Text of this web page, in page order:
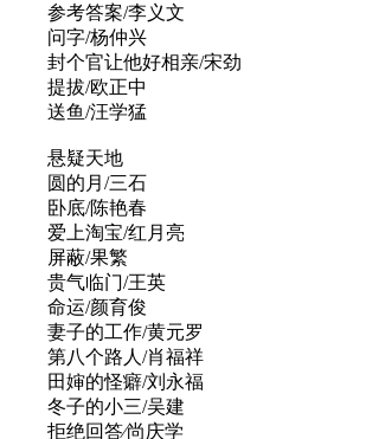
参考答案/李义文
问字/杨仲兴
封个官让他好相亲/宋劲
提拔/欧正中
送鱼/汪学猛
悬疑天地
圆的月/三石
卧底/陈艳春
爱上淘宝/红月亮
屏蔽/果繁
贵气临门/王英
命运/颜育俊
妻子的工作/黄元罗
第八个路人/肖福祥
田婶的怪癖/刘永福
冬子的小三/吴建
拒绝回答∕尚庆学